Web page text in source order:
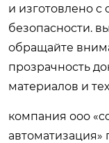
и изготовлено
безопасности.
обращайте
прозрачность
материалов и
компания ооо
автоматизация»